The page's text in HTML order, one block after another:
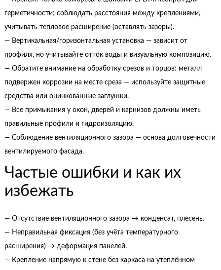
герметичности; соблюдать расстояния между креплениями,
учитывать тепловое расширение (оставлять зазоры).
— Вертикальная/горизонтальная установка — зависит от
профиля, но учитывайте отток воды и визуальную композицию.
— Обратите внимание на обработку срезов и торцов: металл
подвержен коррозии на месте среза — используйте защитные
средства или оцинкованные заглушки.
— Все примыкания у окон, дверей и карнизов должны иметь
правильные профили и гидроизоляцию.
— Соблюдение вентиляционного зазора — основа долговечности
вентилируемого фасада.
Частые ошибки и как их
избежать
— Отсутствие вентиляционного зазора → конденсат, плесень.
— Неправильная фиксация (без учёта температурного
расширения) → деформация панелей.
— Крепление напрямую к стене без каркаса на утеплённом